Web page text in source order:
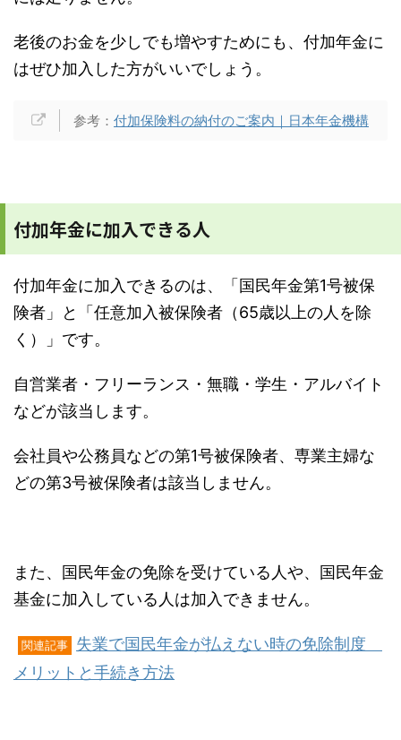
老後のお金を少しでも増やすためにも、付加年金に
はぜひ加入した方がいいでしょう。
参考： 付加保険料の納付のご案内｜日本年金機構
付加年金に加入できる人
付加年金に加入できるのは、「国民年金第1号被保
険者」と「任意加入被保険者（65歳以上の人を除
く）」です。
自営業者・フリーランス・無職・学生・アルバイト
などが該当します。
会社員や公務員などの第1号被保険者、専業主婦な
どの第3号被保険者は該当しません。
また、国民年金の免除を受けている人や、国民年金
基金に加入している人は加入できません。
関連記事
失業で国民年金が払えない時の免除制度
メリットと手続き方法